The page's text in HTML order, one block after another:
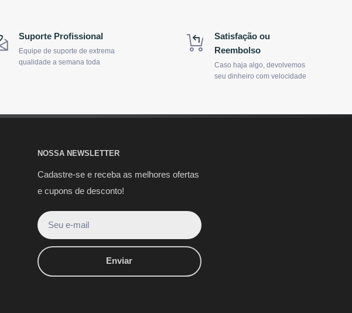
Suporte Profissional
Equipe de suporte de extrema
qualidade a semana toda
Satisfação ou
Reembolso
Caso haja algo, devolvemos
seu dinheiro com velocidade
NOSSA NEWSLETTER
Cadastre-se e receba as melhores ofertas
e cupons de desconto!
Seu e-mail
Enviar